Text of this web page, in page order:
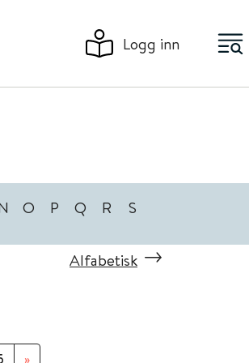
Logg inn
O P Q R S
Alfabetisk
»